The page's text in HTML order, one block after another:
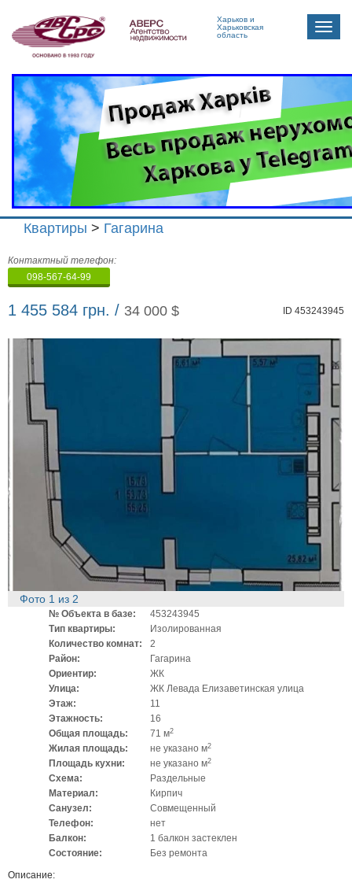
Харьков и
Харьковская
область
Toggle
Квартиры > Гагарина
Агенство
недвижимости
"Аверс"
Контактный телефон:
098-567-64-99
1 455 584 грн. / 34 000 $ ID 453243945
Фото 1 из 2
№ Объекта в базе:
453243945
Тип квартиры:
Изолированная
Количество комнат:
2
Район:
Гагарина
Ориентир:
ЖК
Улица:
ЖК Левада Елизаветинская улица
Этаж:
11
Этажность:
16
Общая площадь:
71 м2
Жилая площадь: не указано м2
Площадь кухни: не указано м2
Схема:
Раздельные
Материал:
Кирпич
Санузел:
Совмещенный
Телефон:
нет
Балкон:
1 балкон застеклен
Состояние:
Без ремонта
Описание: